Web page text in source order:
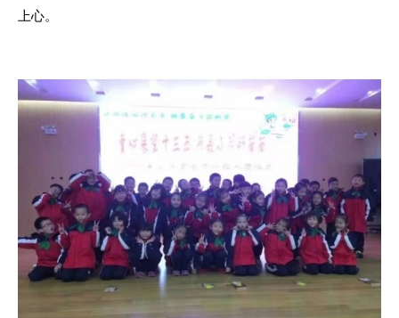
上心。